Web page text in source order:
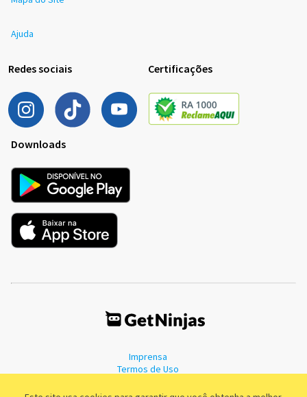
Ajuda
Redes sociais Certificações
Downloads
Imprensa
Termos de Uso